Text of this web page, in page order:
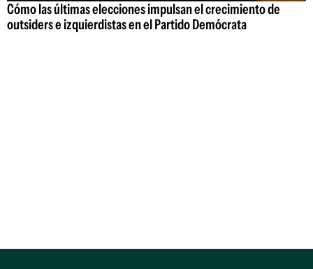
Cómo las últimas elecciones impulsan el crecimiento de
outsiders e izquierdistas en el Partido Demócrata